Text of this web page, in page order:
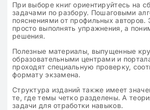
При выборе книг ориентируйтесь на
задачами по разбору. Пошаговыми
пояснениями от профильных авторов.
просто выполнять упражнения, а
решения.
Полезные материалы, выпущенные
образовательными центрами и
проходят специальную проверку,
формату экзамена.
Структура изданий также имеет
те, где темы четко разделены. А
задачи для отработки навыков.